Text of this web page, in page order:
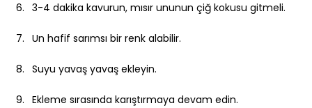
3-4 dakika kavurun, mısır ununun çiğ kokusu gitmeli.
Un hafif sarımsı bir renk alabilir.
Suyu yavaş yavaş ekleyin.
Ekleme sırasında karıştırmaya devam edin.